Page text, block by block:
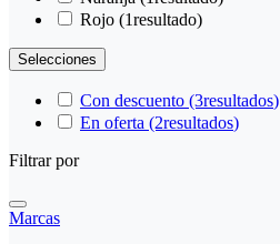
Rojo (1resultado)
Selecciones
Con descuento (3resultados)
En oferta (2resultados)
Filtrar por
Marcas